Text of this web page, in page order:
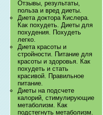
Отзывы, результаты,
польза и вред диеты.
Диета доктора Кислера.
Как похудеть. Диеты для
похудения. Похудеть
легко.
Диета красоты и
стройности. Питание для
красоты и здоровья. Как
похудеть и стать
красивой. Правильное
питание.
Диеты на подсчете
калорий, стимулирующие
метаболизм. Как
подстегнуть метаболизм.